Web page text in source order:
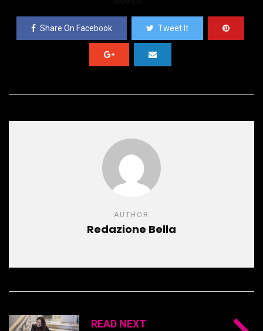
Share On Facebook Tweet It
AUTHOR
Redazione Bella
READ NEXT